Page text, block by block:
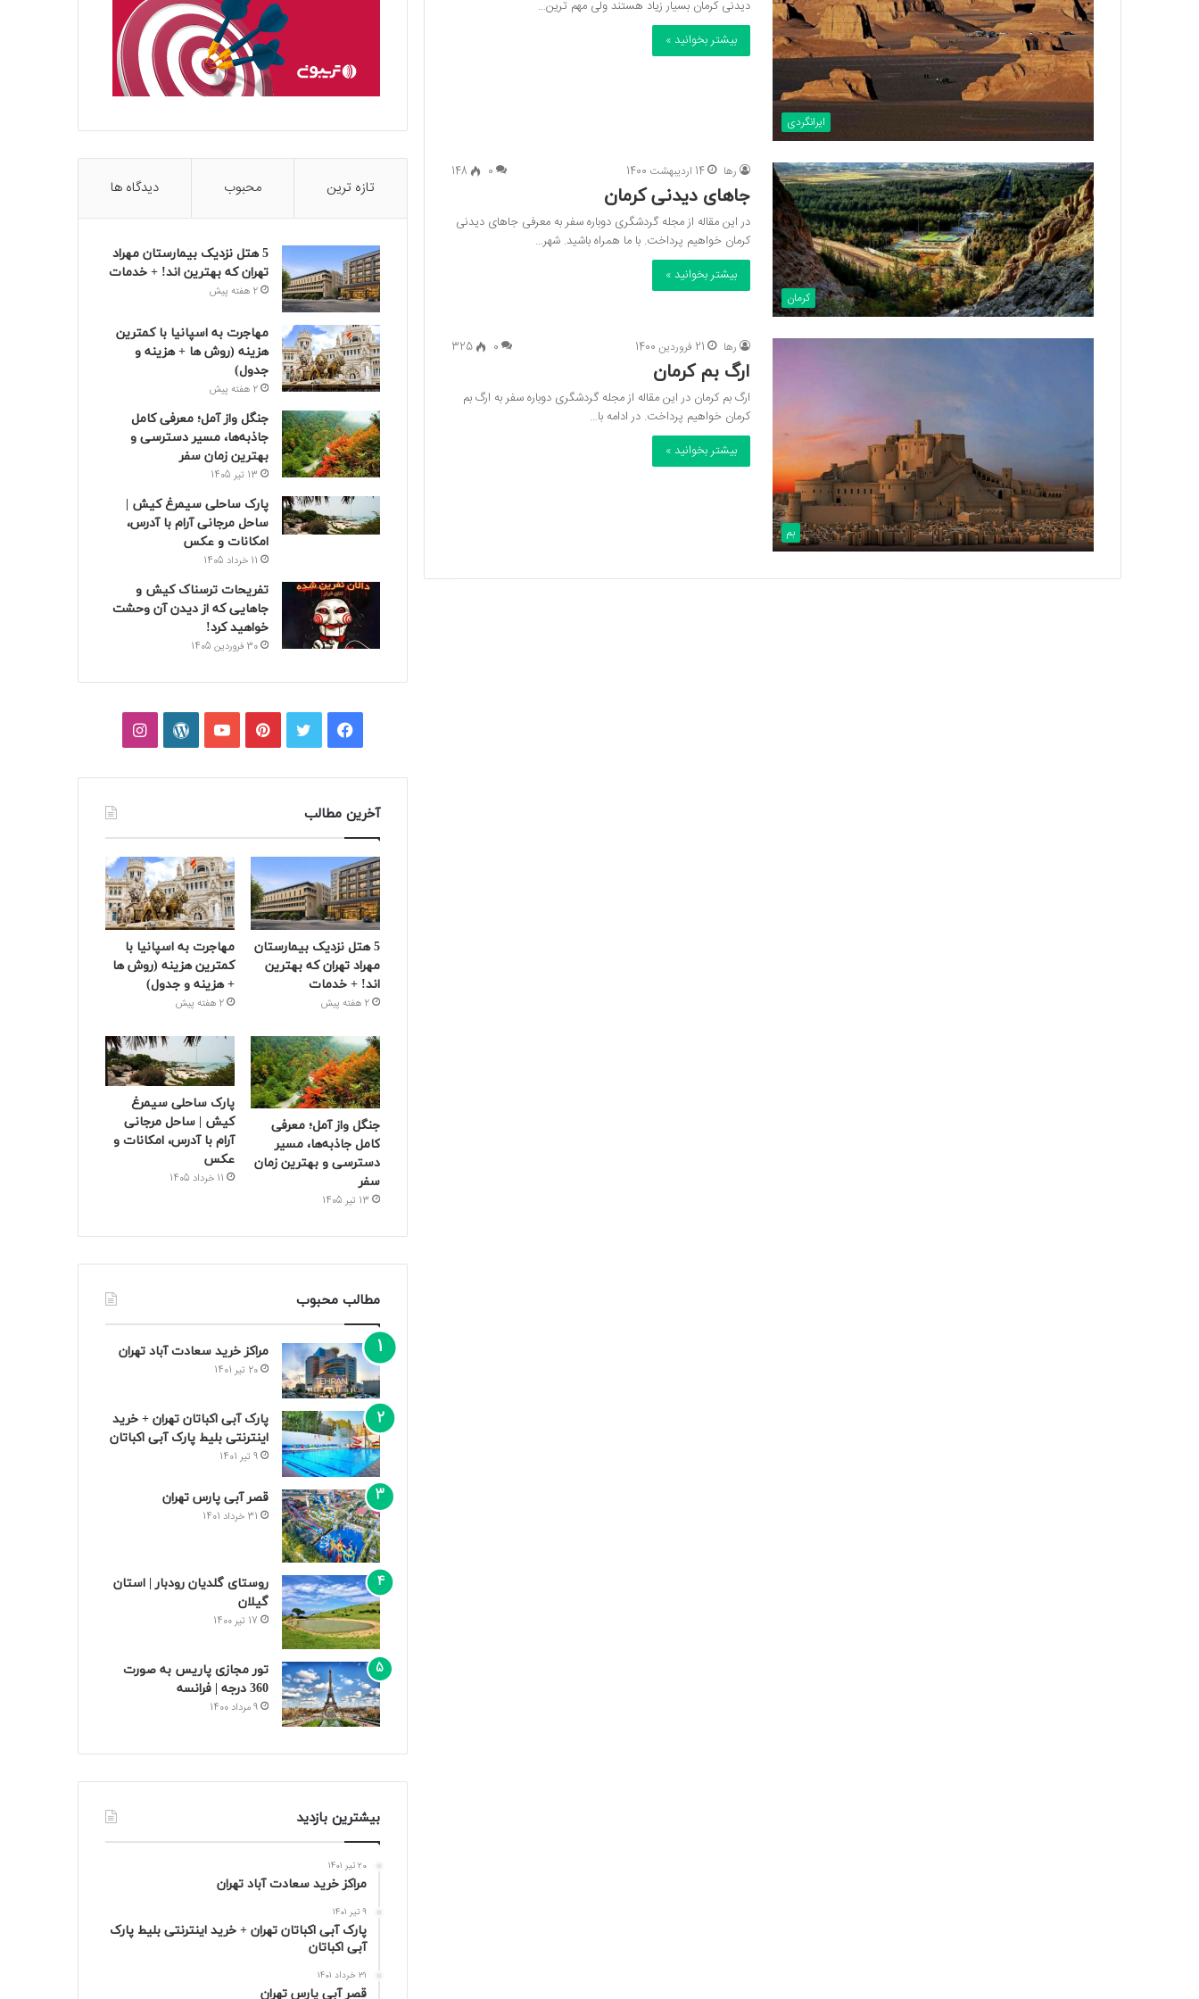
ایرانگردی
دیدنی کرمان بسیار زیاد هستند ولی مهم ترین…
بیشتر بخوانید »
کرمان
رها 14 اردیبهشت 1400 0
148
جاهای دیدنی کرمان
در این مقاله از مجله گردشگری دوباره سفر به معرفی جاهای دیدنی
کرمان خواهیم پرداخت. با ما همراه باشید. شهر…
بیشتر بخوانید »
بم
رها 21 فروردین 1400 0
325
ارگ بم کرمان
ارگ بم کرمان در این مقاله از مجله گردشگری دوباره سفر به ارگ بم
کرمان خواهیم پرداخت. در ادامه با…
بیشتر بخوانید »
تازه ترین محبوب دیدگاه ها
5 هتل نزدیک بیمارستان مهراد
تهران که بهترین‌ اند! + خدمات
2 هفته پیش
مهاجرت به اسپانیا با کمترین
هزینه (روش ها + هزینه و
جدول)
2 هفته پیش
جنگل واز آمل؛ معرفی کامل
جاذبه‌ها، مسیر دسترسی و
بهترین زمان سفر
13 تیر 1405
پارک ساحلی سیمرغ کیش |
ساحل مرجانی آرام با آدرس،
امکانات و عکس
11 خرداد 1405
تفریحات ترسناک کیش و
جاهایی که از دیدن آن وحشت
خواهید کرد!
30 فروردین 1405
فیسبوکتوییترپینتریستیوتیوبوردپرساینستاگرام
آخرین مطالب
5 هتل نزدیک بیمارستان
مهراد تهران که بهترین‌
اند! + خدمات
2 هفته پیش
مهاجرت به اسپانیا با
کمترین هزینه (روش ها
+ هزینه و جدول)
2 هفته پیش
جنگل واز آمل؛ معرفی
کامل جاذبه‌ها، مسیر
دسترسی و بهترین زمان
سفر
13 تیر 1405
پارک ساحلی سیمرغ
کیش | ساحل مرجانی
آرام با آدرس، امکانات و
عکس
11 خرداد 1405
مطالب محبوب
مراکز خرید سعادت‌ آباد تهران
20 تیر 1401
پارک آبی اکباتان تهران + خرید
اینترنتی بلیط پارک آبی اکباتان
9 تیر 1401
قصر آبی پارس تهران
31 خرداد 1401
روستای گلدیان رودبار | استان
گیلان
17 تیر 1400
تور مجازی پاریس به صورت
360 درجه | فرانسه
9 مرداد 1400
بیشترین بازدید
20 تیر 1401
مراکز خرید سعادت‌ آباد تهران
9 تیر 1401
پارک آبی اکباتان تهران + خرید اینترنتی بلیط پارک
آبی اکباتان
31 خرداد 1401
قصر آبی پارس تهران